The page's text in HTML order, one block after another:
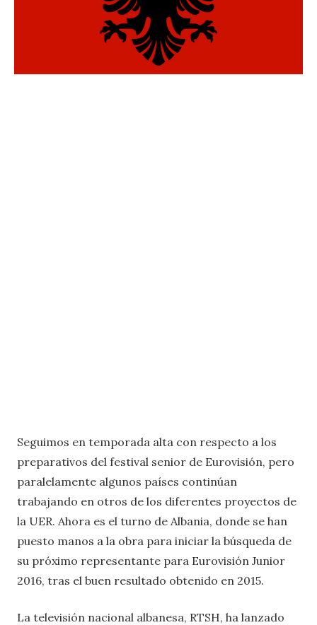
Seguimos en temporada alta con respecto a los
preparativos del festival senior de Eurovisión, pero
paralelamente algunos países continúan
trabajando en otros de los diferentes proyectos de
la UER. Ahora es el turno de Albania, donde se han
puesto manos a la obra para iniciar la búsqueda de
su próximo representante para Eurovisión Junior
2016, tras el buen resultado obtenido en 2015.
La televisión nacional albanesa, RTSH, ha lanzado